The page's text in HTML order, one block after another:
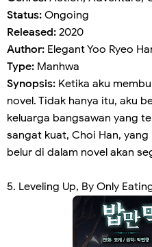
Status: Ongoing
Released: 2020
Author: Elegant Yoo Ryeo
Type: Manhwa
Synopsis: Ketika aku
novel. Tidak hanya itu, aku
keluarga bangsawan yang
sangat kuat, Choi Han,
belur di dalam novel akan
5. Leveling Up, By Only